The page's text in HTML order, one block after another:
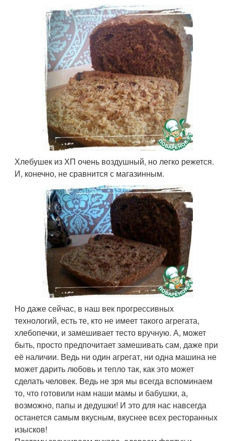
Хлебушек из ХП очень воздушный, но легко режется.
И, конечно, не сравнится с магазинным.
Но даже сейчас, в наш век прогрессивных
технологий, есть те, кто не имеет такого агрегата,
хлебопечки, и замешивает тесто вручную. А, может
быть, просто предпочитает замешивать сам, даже при
её наличии. Ведь ни один агрегат, ни одна машина не
может дарить любовь и тепло так, как это может
сделать человек. Ведь не зря мы всегда вспоминаем
то, что готовили нам наши мамы и бабушки, а,
возможно, папы и дедушки! И это для нас навсегда
останется самым вкусным, вкуснее всех ресторанных
изысков!